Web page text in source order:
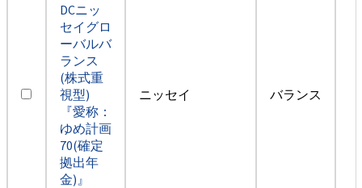
DCニッ
セイグロ
ーバルバ
ランス
(株式重
視型)
『愛称：
ゆめ計画
70(確定
拠出年
金)』
ニッセイ バランス